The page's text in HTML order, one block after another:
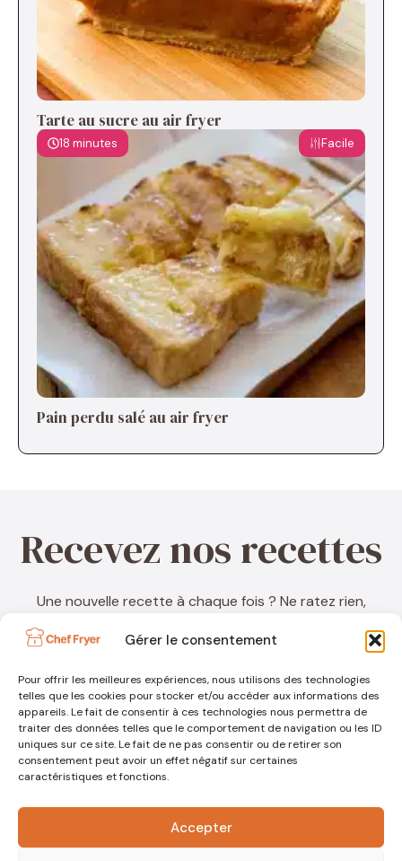
Gérer le consentement
Pour offrir les meilleures expériences, nous utilisons des technologies
telles que les cookies pour stocker et/ou accéder aux informations des
appareils. Le fait de consentir à ces technologies nous permettra de
traiter des données telles que le comportement de navigation ou les ID
uniques sur ce site. Le fait de ne pas consentir ou de retirer son
consentement peut avoir un effet négatif sur certaines
caractéristiques et fonctions.
Accepter
Tarte au sucre au air fryer
18 minutes Facile
Pain perdu salé au air fryer
Recevez nos recettes
Une nouvelle recette à chaque fois ? Ne ratez rien,